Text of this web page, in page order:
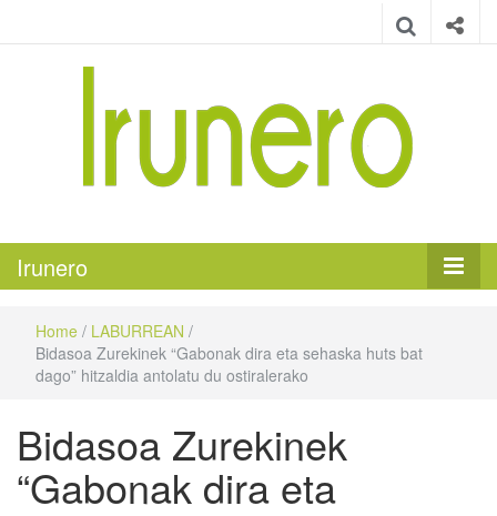
Irunero
Home / LABURREAN /
Bidasoa Zurekinek “Gabonak dira eta sehaska huts bat
dago” hitzaldia antolatu du ostiralerako
Bidasoa Zurekinek
“Gabonak dira eta